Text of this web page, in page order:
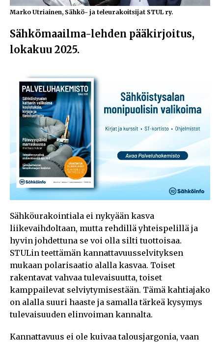
Marko Utriainen, Sähkö- ja teleurakoitsijat STUL ry.
Sähkömaailma-lehden pääkirjoitus,
lokakuu 2025.
Sähköurakointiala ei nykyään kasva
liikevaihdoltaan, mutta rehdillä yhteispelillä ja
hyvin johdettuna se voi olla silti tuottoisaa.
STULin teettämän kannattavuusselvityksen
mukaan polarisaatio alalla kasvaa. Toiset
rakentavat vahvaa tulevaisuutta, toiset
kamppailevat selviytymisestään. Tämä kahtiajako
on alalla suuri haaste ja samalla tärkeä kysymys
tulevaisuuden elinvoiman kannalta.
Kannattavuus ei ole kuivaa talousjargonia, vaan